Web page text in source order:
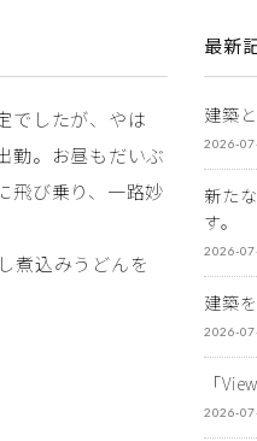
でしたが、やは
勤。お昼もだいぶ
飛び乗り、一路妙
煮込みうどんを
最新
建築
2026-
新た
す。
2026-
建築
2026-
「
2026-